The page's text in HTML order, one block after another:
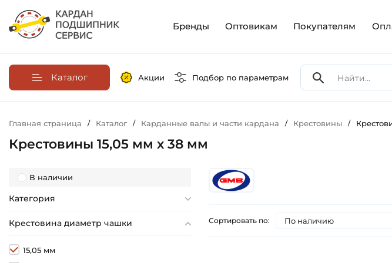
Бренды Оптовикам Покупателям
Каталог Акции Подбор по параметрам
Главная страница / Каталог / Карданные валы и части кардана / Крестовины /
Крестовины 15,05 мм х 38 мм
В наличии
Категория
Крестовина диаметр чашки
15,05 мм
Сортировать по: